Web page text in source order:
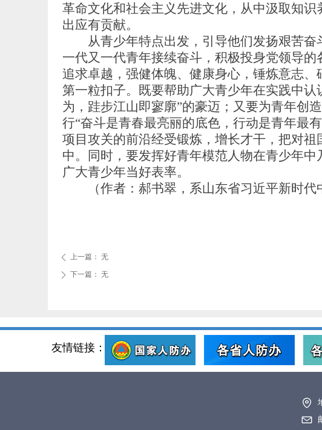
革命文化和社会主义先进文化，从中汲取知
出应有贡献。
从青少年特点出发，引导他们发扬艰苦奋
一代又一代青年接续奋斗，积极投身党领导
追求卓越，强健体魄、健康身心，锤炼意志
第一粒扣子。既要帮助广大青少年在实践中
为，跬步江山即寥廓”的豪迈；又要为青年创
行“奋斗是青春最亮丽的底色，行动是青年最
项目攻关的前沿经受锻炼，增长才干，把对
中。同时，要发挥好青年模范人物在青少年
广大青少年当好表率。
（作者：郝书翠，系山东省习近平新时代
ꄴ 上一篇： 无
ꄲ 下一篇： 无
友情链接：